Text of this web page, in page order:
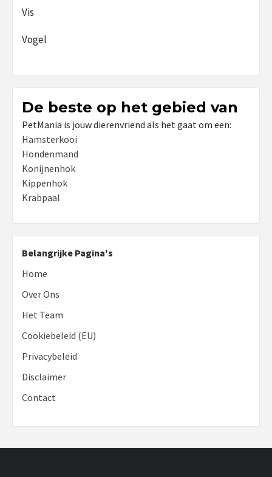
Vis
Vogel
De beste op het gebied van
PetMania is jouw dierenvriend als het gaat om een:
Hamsterkooi
Hondenmand
Konijnenhok
Kippenhok
Krabpaal
Belangrijke Pagina's
Home
Over Ons
Het Team
Cookiebeleid (EU)
Privacybeleid
Disclaimer
Contact